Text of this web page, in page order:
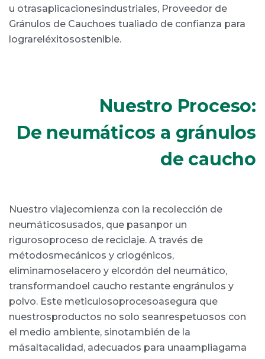
u otrasaplicacionesindustriales, Proveedor de
Gránulos de Cauchoes tualiado de confianza para
lograreléxitosostenible.
Nuestro Proceso:
De neumáticos a gránulos
de caucho
Nuestro viajecomienza con la recolección de
neumáticosusados, que pasanpor un
rigurosoproceso de reciclaje. A través de
métodosmecánicos y criogénicos,
eliminamoselacero y elcordón del neumático,
transformandoel caucho restante engránulos y
polvo. Este meticulosoprocesoasegura que
nuestrosproductos no solo seanrespetuosos con
el medio ambiente, sinotambién de la
másaltacalidad, adecuados para unaampliagama